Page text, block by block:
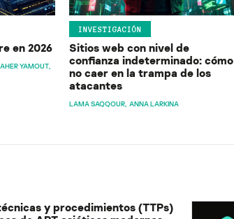
en 2026
YAMOUT
INVESTIGACIÓN
Sitios web con nivel de
confianza indeterminado: cómo
no caer en la trampa de los
atacantes
LAMA SAQQOUR ANNA LARKINA
y procedimientos (TTPs)